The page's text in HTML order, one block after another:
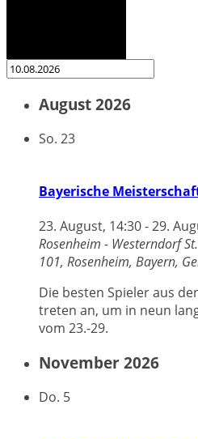
August 2026
So. 23
Bayerische
23. August, 14:30-29.
Rosenheim - Westerndorf
101, Rosenheim, Bayern,
Die besten Spieler aus
treten an, um in neun
vom 23.-29.
November 2026
Do. 5